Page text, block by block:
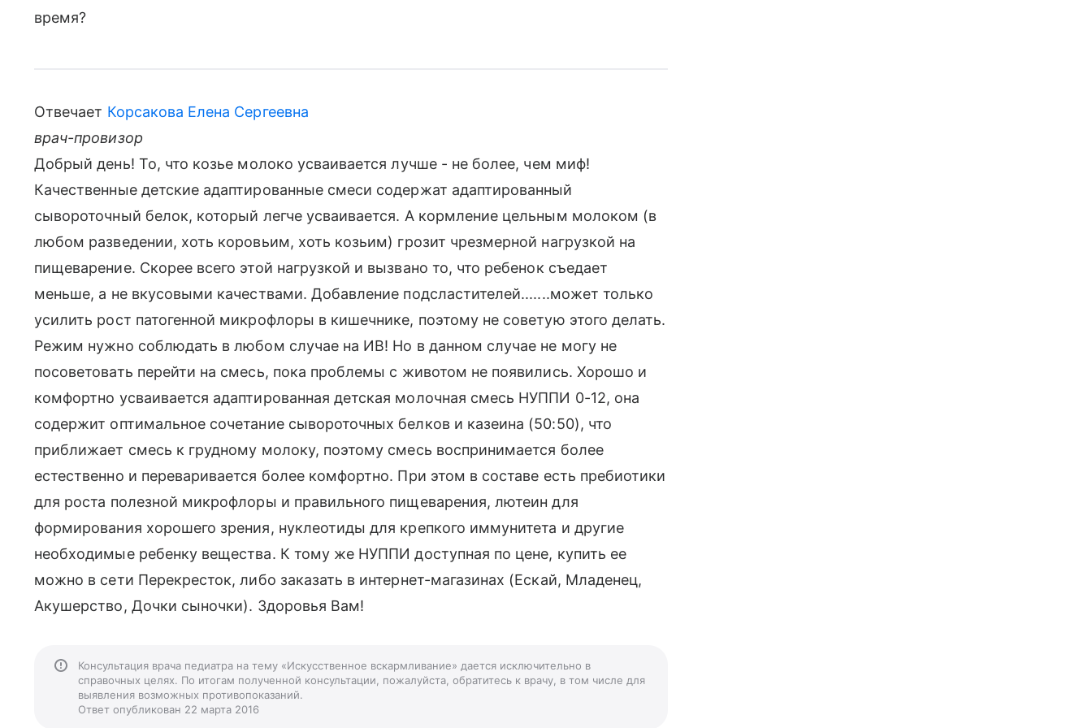
время?
Отвечает Корсакова Елена Сергеевна
врач-провизор
Добрый день! То, что козье молоко усваивается лучше - не более, чем миф!
Качественные детские адаптированные смеси содержат адаптированный
сывороточный белок, который легче усваивается. А кормление цельным молоком (в
любом разведении, хоть коровьим, хоть козьим) грозит чрезмерной нагрузкой на
пищеварение. Скорее всего этой нагрузкой и вызвано то, что ребенок съедает
меньше, а не вкусовыми качествами. Добавление подсластителей.......может только
усилить рост патогенной микрофлоры в кишечнике, поэтому не советую этого делать.
Режим нужно соблюдать в любом случае на ИВ! Но в данном случае не могу не
посоветовать перейти на смесь, пока проблемы с животом не появились. Хорошо и
комфортно усваивается адаптированная детская молочная смесь НУППИ 0-12, она
содержит оптимальное сочетание сывороточных белков и казеина (50:50), что
приближает смесь к грудному молоку, поэтому смесь воспринимается более
естественно и переваривается более комфортно. При этом в составе есть пребиотики
для роста полезной микрофлоры и правильного пищеварения, лютеин для
формирования хорошего зрения, нуклеотиды для крепкого иммунитета и другие
необходимые ребенку вещества. К тому же НУППИ доступная по цене, купить ее
можно в сети Перекресток, либо заказать в интернет-магазинах (Ескай, Младенец,
Акушерство, Дочки сыночки). Здоровья Вам!
Консультация врача педиатра на тему «Искусственное вскармливание» дается исключительно в
справочных целях. По итогам полученной консультации, пожалуйста, обратитесь к врачу, в том числе для
выявления возможных противопоказаний.
Ответ опубликован 22 марта 2016